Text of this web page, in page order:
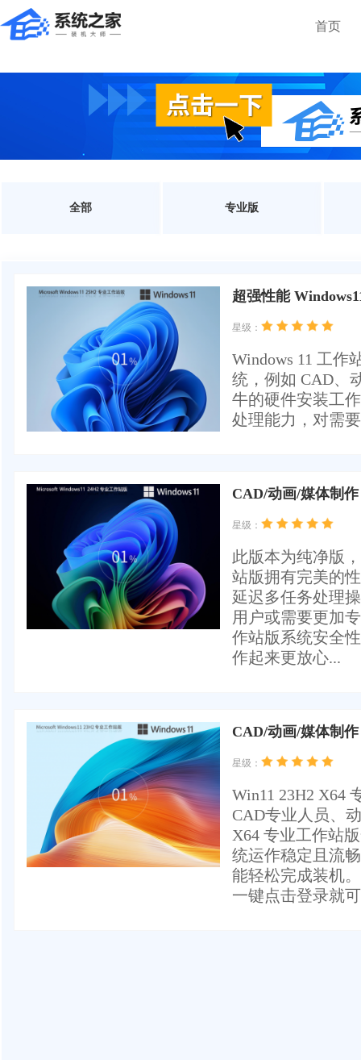
首页
全部 专业版
超强性能
星级：
Windows 11 工作
统，例如 CAD、
牛的硬件安装工
处理能力，对需
CAD/动画/媒体制
星级：
此版本为纯净版
站版拥有完美的
延迟多任务处理
用户或需要更加
作站版系统安全
作起来更放心...
CAD/动画/媒体制
星级：
Win11 23H2 X64
CAD专业人员、
X64 专业工作站
统运作稳定且流
能轻松完成装机
一键点击登录就